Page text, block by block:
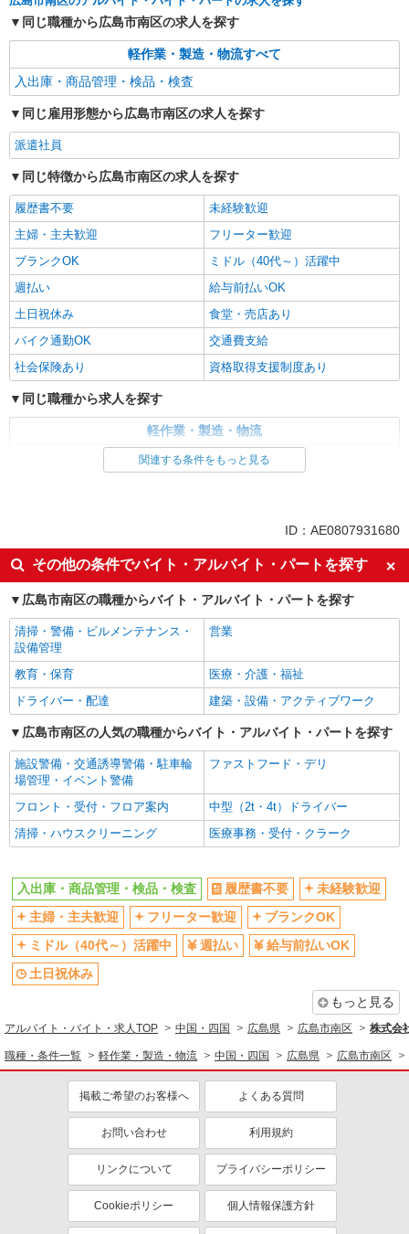
同じ職種から広島市南区の求人を探す
軽作業・製造・物流すべて
入出庫・商品管理・検品・検査
同じ雇用形態から広島市南区の求人を探す
派遣社員
同じ特徴から広島市南区の求人を探す
履歴書不要
未経験歓迎
主婦・主夫歓迎
フリーター歓迎
ブランクOK
ミドル（40代～）活躍中
週払い
給与前払いOK
土日祝休み
食堂・売店あり
バイク通勤OK
交通費支給
社会保険あり
資格取得支援制度あり
同じ職種から求人を探す
軽作業・製造・物流
入出庫・商品管理・検品・検査
土日祝休み
交通費支給
社会保険あり
関連する条件をもっと見る
ID：AE0807931680
その他の条件でバイト・アルバイト・パートを探す
広島市南区の職種からバイト・アルバイト・パートを探す
清掃・警備・ビルメンテナンス・
設備管理
営業
教育・保育
医療・介護・福祉
ドライバー・配達
建築・設備・アクティブワーク
広島市南区の人気の職種からバイト・アルバイト・パートを探す
施設警備・交通誘導警備・駐車輪
場管理・イベント警備
ファストフード・デリ
フロント・受付・フロア案内
中型（2t・4t）ドライバー
清掃・ハウスクリーニング
医療事務・受付・クラーク
入出庫・商品管理・検品・検査 履歴書不要
未経験歓迎
主婦・主夫歓迎
フリーター歓迎
ブランクOK
ミドル（40代～）活躍中
週払い
給与前払いOK
土日祝休み
もっと見る
アルバイト・バイト・求人TOP 中国・四国 広島県 広島市南区 株式会
職種・条件一覧 軽作業・製造・物流 中国・四国 広島県 広島市南区
掲載ご希望のお客様へ よくある質問
お問い合わせ 利用規約
リンクについて プライバシーポリシー
Cookieポリシー 個人情報保護方針